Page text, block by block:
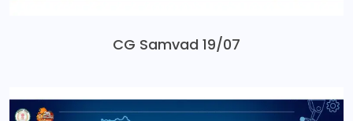
CG Samvad 19/07